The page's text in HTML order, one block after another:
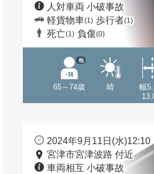
人対車両 小破事故
軽貨物車(1) 歩行者(1)
死亡(1) 負傷(0)
65～74歳
他
晴
幅
2024年9月11日(水)12:10
宮津市宮津波路 付近
車両相互 小破事故